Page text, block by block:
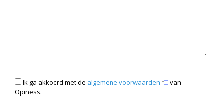
Ik ga akkoord met de algemene voorwaarden
van
Opiness.